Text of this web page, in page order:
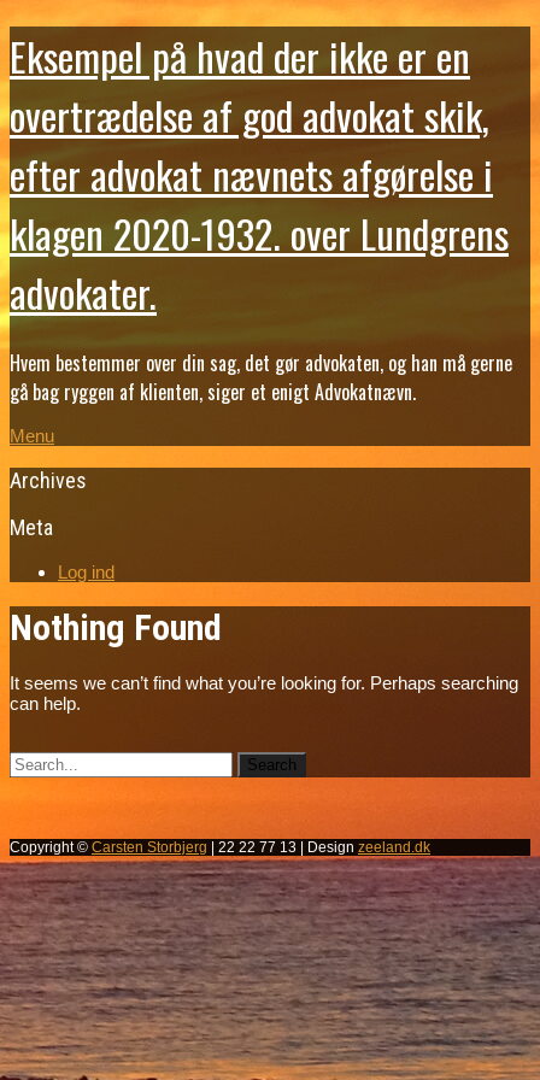
Eksempel på hvad der ikke er en
overtrædelse af god advokat skik,
efter advokat nævnets afgørelse i
klagen 2020-1932. over Lundgrens
advokater.
Hvem bestemmer over din sag, det gør advokaten, og han må gerne
gå bag ryggen af klienten, siger et enigt Advokatnævn.
Menu
Archives
Meta
Log ind
Nothing Found
It seems we can’t find what you’re looking for. Perhaps searching
can help.
Copyright © Carsten Storbjerg | 22 22 77 13 | Design zeeland.dk